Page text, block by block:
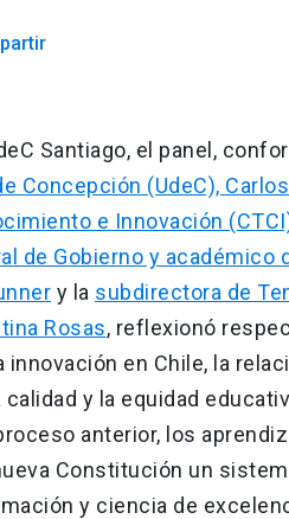
Santiago, el panel,
Concepción (UdeC),
e Innovación
de Gobierno y académico
y la subdirectora de
Rosas, reflexionó
innovación en Chile, la
y la equidad
anterior, los
Constitución un
y ciencia de